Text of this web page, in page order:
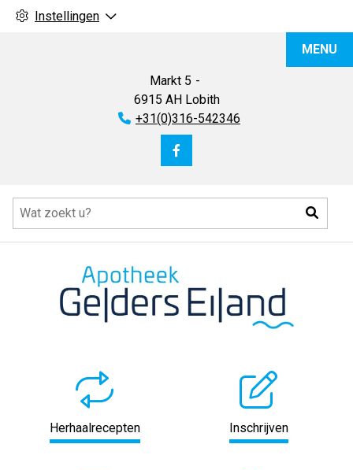
Instellingen
Markt 5
6915 AH Lobith
Tel:
+31(0)316-542346
Bezoek
facebook
MENU
Herhaalrecepten Inschrijven